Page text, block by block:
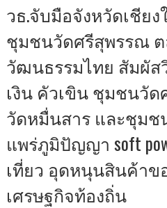
วธ.จับมือจังหวัดเชีย
ชุมชนวัดศรีสุพรรณ
วัฒนธรรมไทย สัมผัส
เงิน คัวเขิน ชุมชนวั
วัดหมื่นสาร และชุมช
แพร่ภูมิปัญญา soft
เที่ยว อุดหนุนสินค้า
เศรษฐกิจท้องถิ่น